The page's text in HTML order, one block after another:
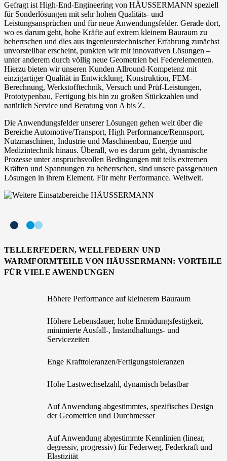
Gefragt ist High-End-Engineering von HÄUSSERMANN speziell
für Sonderlösungen mit sehr hohen Qualitäts- und
Leistungsansprüchen und für neue Anwendungsfelder. Gerade dort,
wo es darum geht, hohe Kräfte auf extrem kleinem Bauraum zu
beherrschen und dies aus ingenieurstechnischer Erfahrung zunächst
unvorstellbar erscheint, punkten wir mit innovativen Lösungen –
unter anderem durch völlig neue Geometrien bei Federelementen.
Hierzu bieten wir unseren Kunden Allround-Kompetenz mit
einzigartiger Qualität in Entwicklung, Konstruktion, FEM-
Berechnung, Werkstofftechnik, Versuch und Prüf-Leistungen,
Prototypenbau, Fertigung bis hin zu großen Stückzahlen und
natürlich Service und Beratung von A bis Z.
Die Anwendungsfelder unserer Lösungen gehen weit über die
Bereiche Automotive/Transport, High Performance/Rennsport,
Nutzmaschinen, Industrie und Maschinenbau, Energie und
Medizintechnik hinaus. Überall, wo es darum geht, dynamische
Prozesse unter anspruchsvollen Bedingungen mit teils extremen
Kräften und Spannungen zu beherrschen, sind unsere passgenauen
Lösungen in ihrem Element. Für mehr Performance. Weltweit.
TELLERFEDERN, WELLFEDERN UND
WARMFORMTEILE VON HÄUSSERMANN: VORTEILE
FÜR VIELE AWENDUNGEN
Höhere Performance auf kleinerem Bauraum
Höhere Lebensdauer, hohe Ermüdungsfestigkeit,
minimierte Ausfall-, Instandhaltungs- und
Servicezeiten
Enge Krafttoleranzen/Fertigungstoleranzen
Hohe Lastwechselzahl, dynamisch belastbar
Auf Anwendung abgestimmtes, spezifisches Design
der Geometrien und Durchmesser
Auf Anwendung abgestimmte Kennlinien (linear,
degressiv, progressiv) für Federweg, Federkraft und
Elastizität